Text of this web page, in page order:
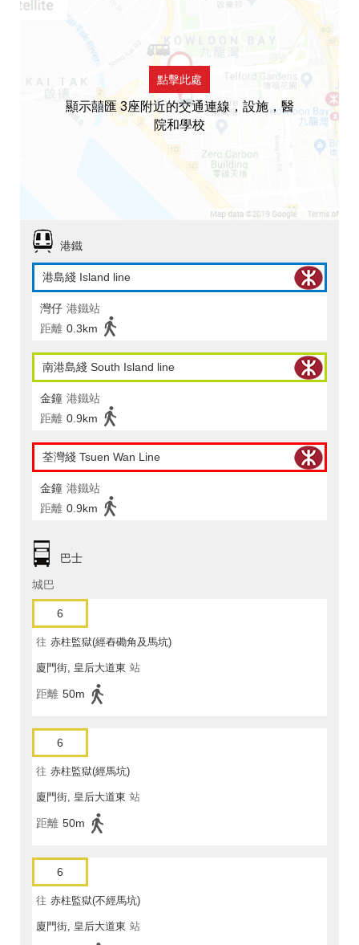
點擊此處
顯示囍匯 3座附近的交通連線，設施，醫
院和學校
港鐵
港島綫 Island line
灣仔 港鐵站
距離 0.3km
南港島綫 South Island line
金鐘 港鐵站
距離 0.9km
荃灣綫 Tsuen Wan Line
金鐘 港鐵站
距離 0.9km
巴士
城巴
6
往 赤柱監獄(經舂磡角及馬坑)
廈門街, 皇后大道東 站
距離 50m
6
往 赤柱監獄(經馬坑)
廈門街, 皇后大道東 站
距離 50m
6
往 赤柱監獄(不經馬坑)
廈門街, 皇后大道東 站